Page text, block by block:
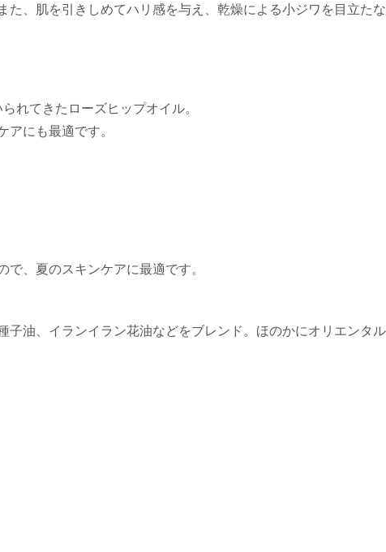
、肌を引きしめてハリ感を与え、乾燥による小ジワを目立たな
れてきたローズヒップオイル。
にも最適です。
、夏のスキンケアに最適です。
油、イランイラン花油などをブレンド。ほのかにオリエンタル